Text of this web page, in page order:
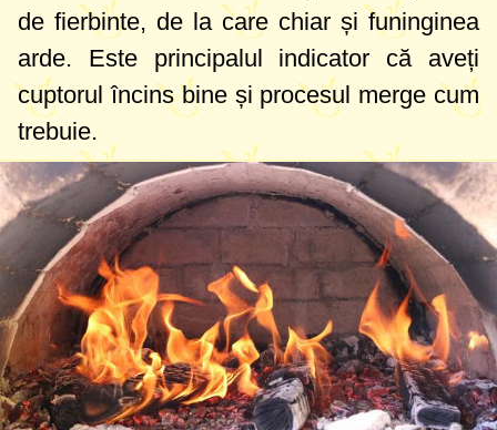
de fierbinte, de la care chiar și funinginea
arde. Este principalul indicator că aveți
cuptorul încins bine și procesul merge cum
trebuie.